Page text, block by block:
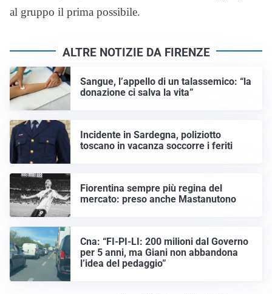
al gruppo il prima possibile.
ALTRE NOTIZIE DA FIRENZE
Sangue, l’appello di un talassemico: “la
donazione ci salva la vita”
Incidente in Sardegna, poliziotto
toscano in vacanza soccorre i feriti
Fiorentina sempre più regina del
mercato: preso anche Mastanutono
Cna: “FI-PI-LI: 200 milioni dal Governo
per 5 anni, ma Giani non abbandona
l’idea del pedaggio”